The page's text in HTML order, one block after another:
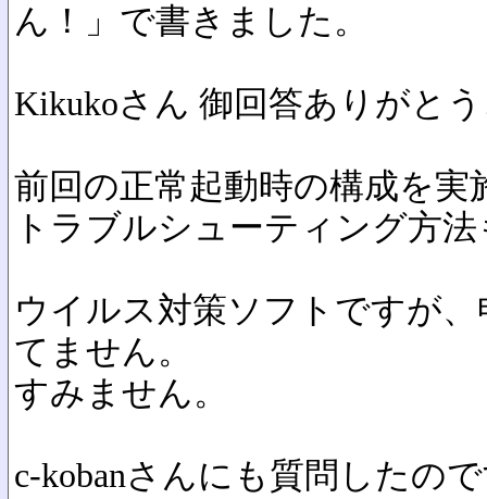
ん！」で書きました。
Kikukoさん 御回答ありがと
前回の正常起動時の構成を実
トラブルシューティング方
ウイルス対策ソフトですが
てません。
すみません。
c-kobanさんにも質問したの